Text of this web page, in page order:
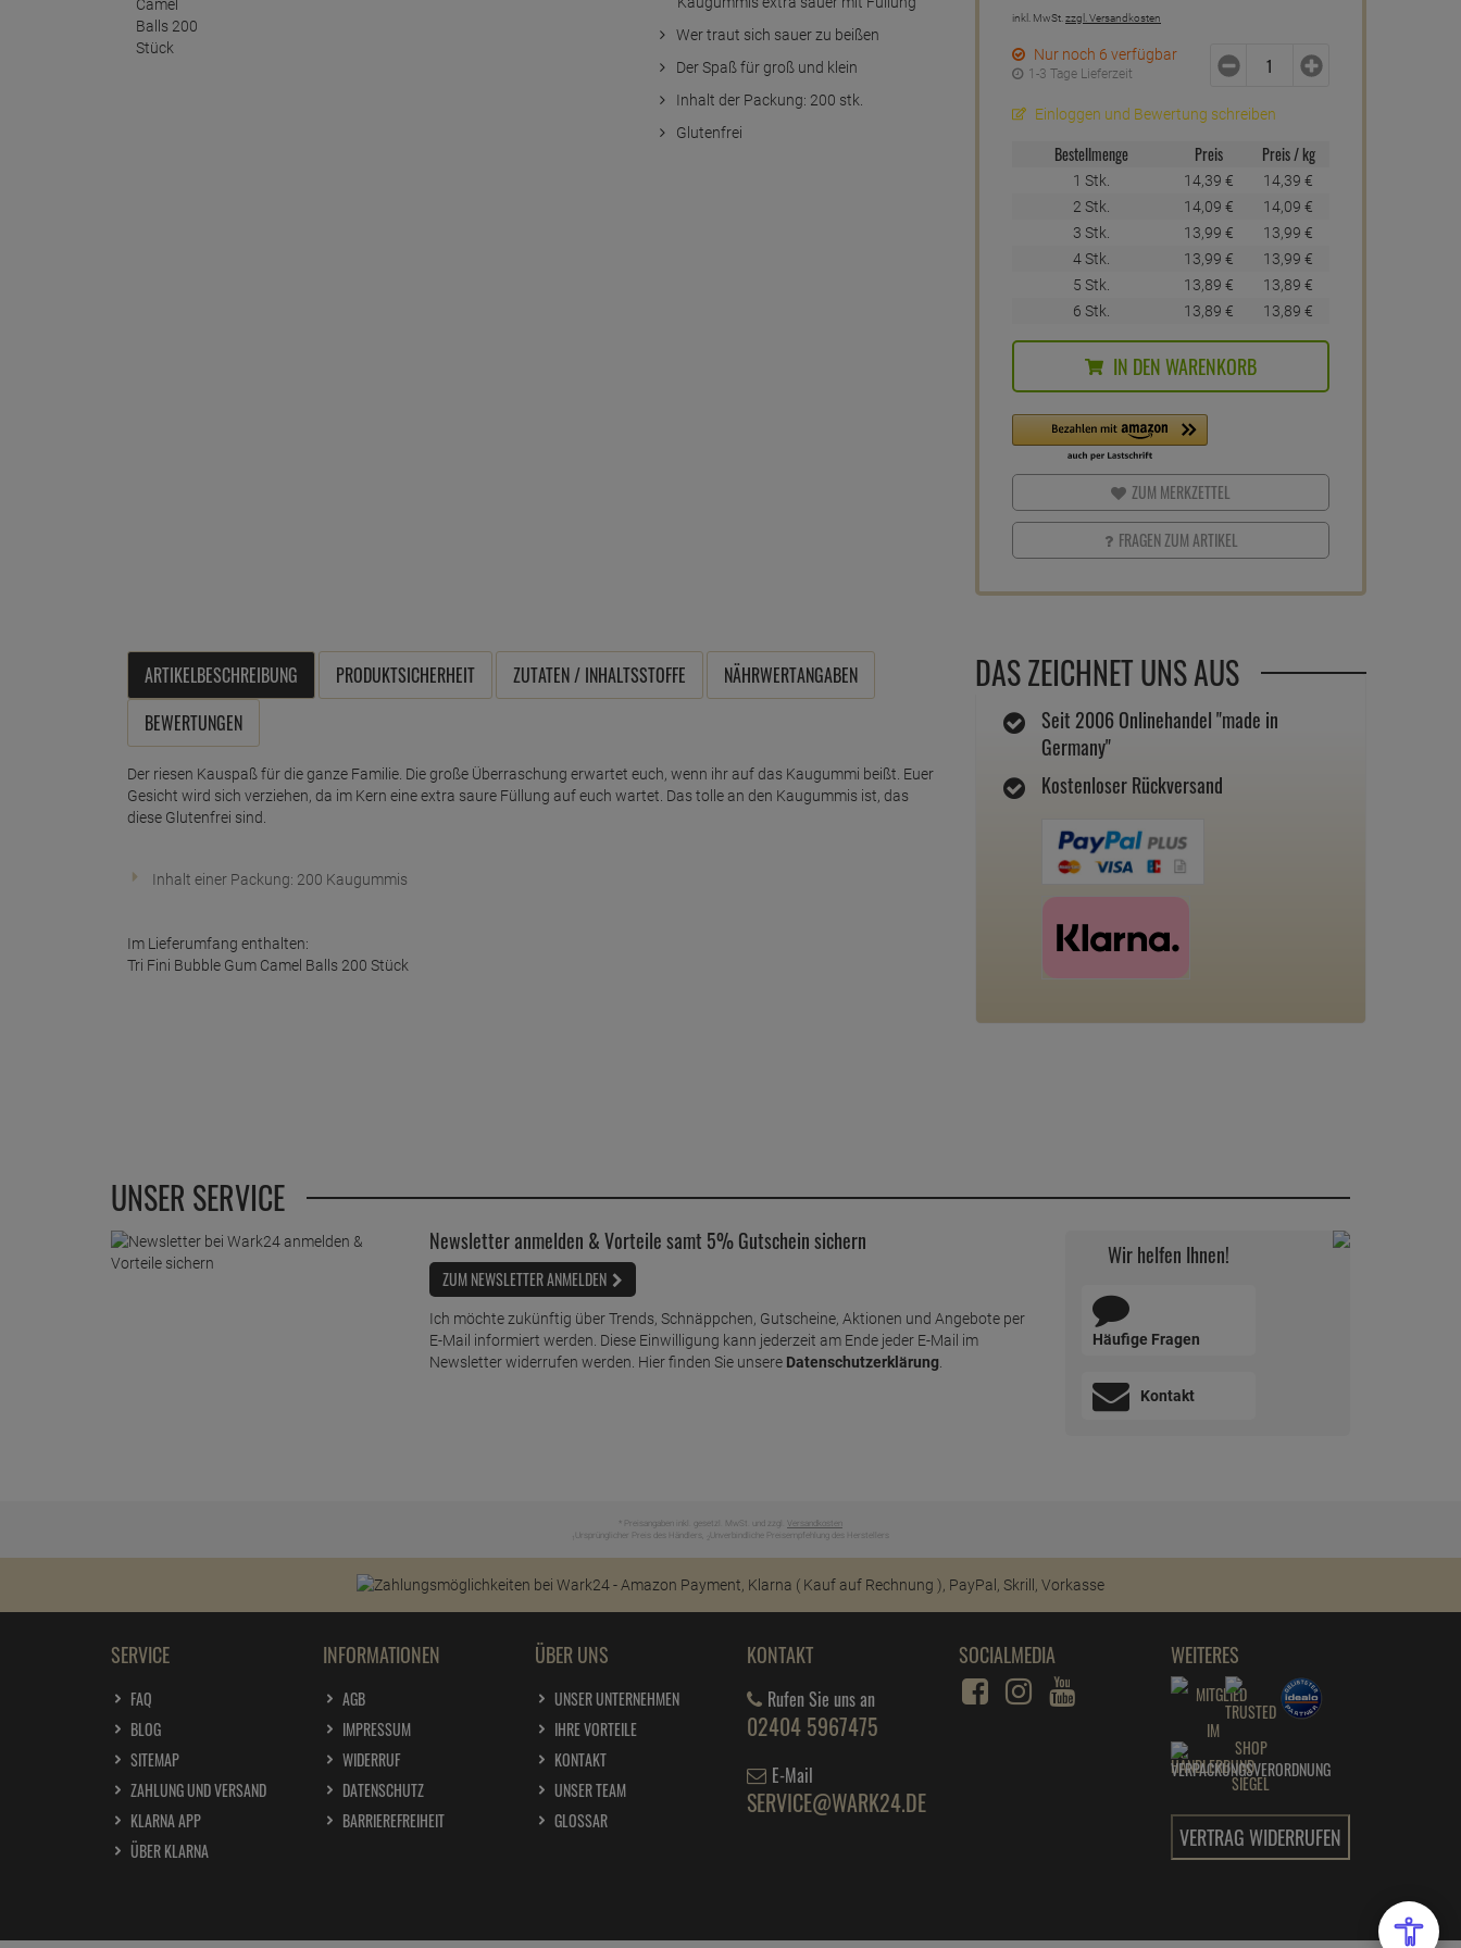
Wer traut sich sauer zu beißen
Der Spaß für groß und klein
Inhalt der Packung: 200 stk.
Glutenfrei
inkl. MwSt. zzgl. Versandkosten
Nur noch 6 verfügbar
1-3 Tage Lieferzeit
Einloggen und Bewertung schreiben
Bestellmenge Preis Preis / kg
1 Stk. 14, 39 € 14, 39 €
2 Stk.
14, 09 € 14, 09 €
3 Stk.
13, 99 € 13, 99 €
4 Stk.
13, 99 € 13, 99 €
5 Stk.
13, 89 € 13, 89 €
6 Stk.
13, 89 € 13, 89 €
IN DEN WARENKORB
ZUM MERKZETTEL
FRAGEN ZUM ARTIKEL
DAS ZEICHNET UNS AUS
Seit 2006 Onlinehandel "made in
Germany"
Kostenloser Rückversand
ARTIKELBESCHREIBUNG PRODUKTSICHERHEIT ZUTATEN / INHALTSSTOFFE
NÄHRWERTANGABEN
BEWERTUNGEN
Der riesen Kauspaß für die ganze Familie. Die große Überraschung erwartet euch, wenn ihr auf das Kaugummi beißt. Euer
Gesicht wird sich verziehen, da im Kern eine extra saure Füllung auf euch wartet. Das tolle an den Kaugummis ist, das
diese Glutenfrei sind.
Inhalt einer Packung: 200 Kaugummis
Im Lieferumfang enthalten:
Tri Fini Bubble Gum Camel Balls 200 Stück
UNSER SERVICE
Newsletter anmelden & Vorteile samt 5% Gutschein sichern
ZUM NEWSLETTER ANMELDEN
Ich möchte zukünftig über Trends, Schnäppchen, Gutscheine, Aktionen und Angebote per
E-Mail informiert werden. Diese Einwilligung kann jederzeit am Ende jeder E-Mail im
Newsletter widerrufen werden. Hier finden Sie unsere Datenschutzerklärung.
Wir helfen Ihnen!
Häufige Fragen
Kontakt
* Preisangaben inkl. gesetzl. MwSt. und zzgl. Versandkosten
Ursprünglicher Preis des Händlers, Unverbindliche Preisempfehlung des Herstellers
SERVICE
FAQ
BLOG
SITEMAP
ZAHLUNG UND VERSAND
KLARNA APP
ÜBER KLARNA
INFORMATIONEN
AGB
IMPRESSUM
WIDERRUF
DATENSCHUTZ
BARRIEREFREIHEIT
ÜBER UNS
UNSER UNTERNEHMEN
IHRE VORTEILE
KONTAKT
UNSER TEAM
GLOSSAR
KONTAKT
Rufen Sie uns an
02404 5967475
E-Mail
SERVICE@WARK24.DE
SOCIALMEDIA WEITERES
VERTRAG WIDERRUFEN